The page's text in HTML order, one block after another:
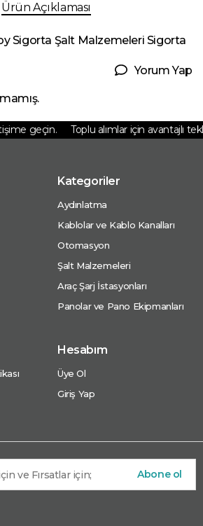
Ürün Açıklaması
Sigorta Şalt Malzemeleri Sigorta
Yorum Yap
geçin. Toplu alımlar için avantajlı
Kategoriler
Aydınlatma
Kablolar ve Kablo Kanalları
Otomasyon
Şalt Malzemeleri
Araç Şarj İstasyonları
Panolar ve Pano Ekipmanları
Hesabım
Üye Ol
Giriş Yap
Abone ol